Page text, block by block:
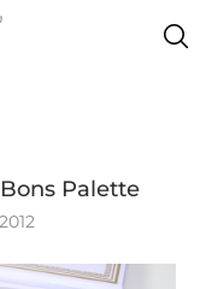
Palette